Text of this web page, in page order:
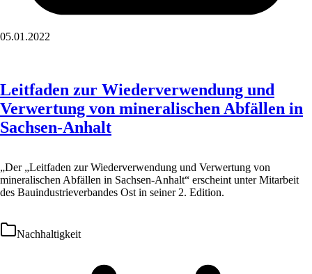
05.01.2022
Leitfaden zur Wiederverwendung und
Verwertung von mineralischen Abfällen in
Sachsen-Anhalt
„Der „Leitfaden zur Wiederverwendung und Verwertung von
mineralischen Abfällen in Sachsen-Anhalt“ erscheint unter Mitarbeit
des Bauindustrieverbandes Ost in seiner 2. Edition.
Nachhaltigkeit